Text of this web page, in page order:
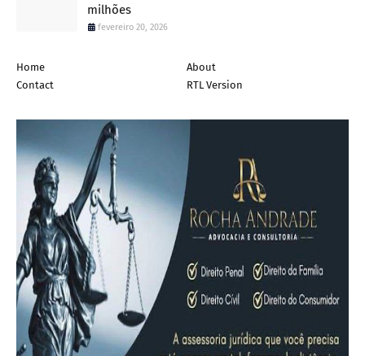
milhões
fevereiro 20, 2026
Home
About
Contact
RTL Version